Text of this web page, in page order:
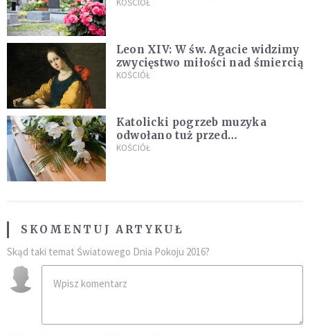
zapowiada wyjaśnienia
KOŚCIÓŁ
Leon XIV: W św. Agacie widzimy
zwycięstwo miłości nad śmiercią
KOŚCIÓŁ
Katolicki pogrzeb muzyka
odwołano tuż przed
uroczystością. Powodem była
KOŚCIÓŁ
SKOMENTUJ ARTYKUŁ
Skąd taki temat Światowego Dnia Pokoju 2016?